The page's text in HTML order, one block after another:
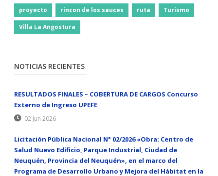
proyecto rincon de los sauces ruta Turismo
Villa La Angostura
NOTICIAS RECIENTES
RESULTADOS FINALES – COBERTURA DE CARGOS Concurso
Externo de Ingreso UPEFE
02 Jun 2026
Licitación Pública Nacional N° 02/2026 «Obra: Centro de
Salud Nuevo Edificio, Parque Industrial, Ciudad de
Neuquén, Provincia del Neuquén», en el marco del
Programa de Desarrollo Urbano y Mejora del Hábitat en la